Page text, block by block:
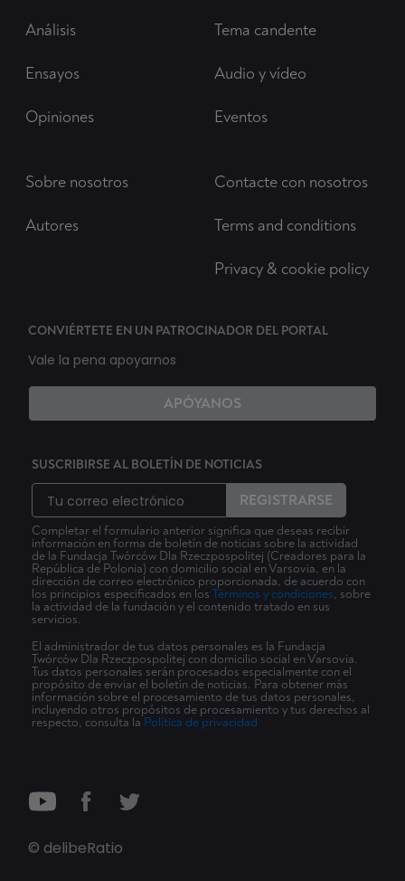
Análisis
Ensayos
Opiniones
Tema candente
Audio y vídeo
Eventos
Sobre nosotros
Autores
Contacte con nosotros
Terms and conditions
Privacy & cookie policy
CONVIÉRTETE EN UN PATROCINADOR DEL PORTAL
Vale la pena apoyarnos
APÓYANOS
SUSCRIBIRSE AL BOLETÍN DE NOTICIAS
REGISTRARSE
Completar el formulario anterior significa que deseas recibir
información en forma de boletín de noticias sobre la actividad
de la Fundacja Twórców Dla Rzeczpospolitej (Creadores para la
República de Polonia) con domicilio social en Varsovia, en la
dirección de correo electrónico proporcionada, de acuerdo con
los principios especificados en los Términos y condiciones, sobre
la actividad de la fundación y el contenido tratado en sus
servicios.
El administrador de tus datos personales es la Fundacja
Twórców Dla Rzeczpospolitej con domicilio social en Varsovia.
Tus datos personales serán procesados especialmente con el
propósito de enviar el boletín de noticias. Para obtener más
información sobre el procesamiento de tus datos personales,
incluyendo otros propósitos de procesamiento y tus derechos al
respecto, consulta la Política de privacidad
© delibeRatio